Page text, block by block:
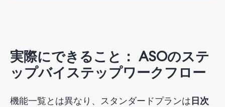
実際にできること： ASOのステ
ップバイステップワークフロー
機能一覧とは異なり、スタンダードプランは日次